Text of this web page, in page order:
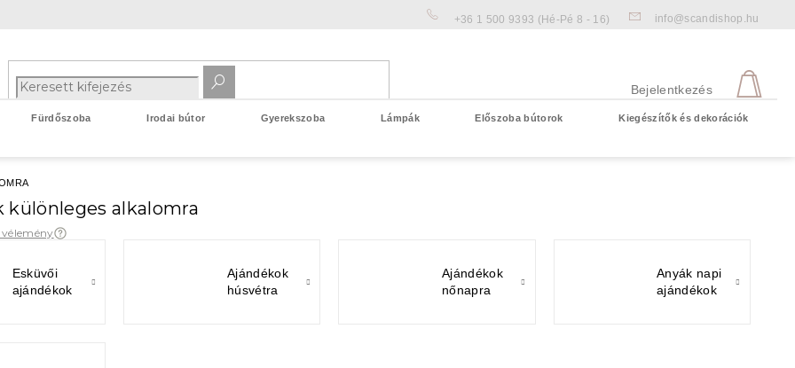
+36 1 500 9393 (Hé-Pé 8 - 16) info@scandishop.hu
Bejelentkezés
Fürdőszoba Irodai bútor Gyerekszoba Lámpák Előszoba bútorok Kiegészítők és dekorációk
különleges alkalomra
vélemény
Esküvői
ajándékok
Ajándékok
húsvétra
Ajándékok
nőnapra
Anyák napi
ajándékok